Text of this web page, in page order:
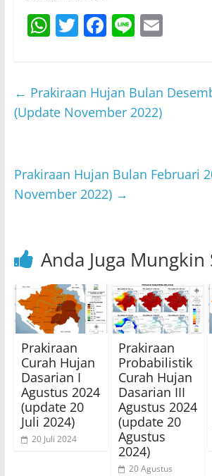
W
s
A
T
er
F
e
b
k
Li E
l
← Prakiraan Hujan Bulan
(Update November 2022)
Prakiraan Hujan Bulan Februari
November 2022) →
Anda Juga Mungkin
Prakiraan
Curah Hujan
Dasarian I
Agustus 2024
(update 20
Juli 2024)
20 Juli 2024
Prakiraan
Probabilistik
Curah Hujan
Dasarian III
Agustus 2024
(update 20
Agustus
2024)
20 Agustus